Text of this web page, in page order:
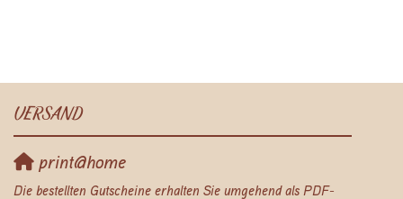
VERSAND
print@home
Die bestellten Gutscheine erhalten Sie umgehend als PDF-